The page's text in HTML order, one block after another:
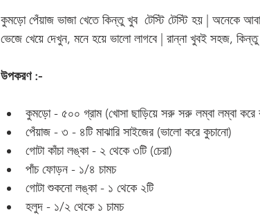
কুমড়ো পেঁয়াজ ভাজা খেতে কিন্তু খুব  টেস্টি টেস্টি হয় | অনেকে
ভেজে খেয়ে দেখুন, মনে হয়ে ভালো লাগবে | রান্না খুবই সহজ, কিন্তু
উপকরণ :-
কুমড়ো - ৫০০ গ্রাম (খোসা ছাড়িয়ে সরু সরু লম্বা লম্বা করে
পেঁয়াজ - ৩ - ৪টি মাঝারি সাইজের (ভালো করে কুচানো)
গোটা কাঁচা লঙ্কা - ২ থেকে ৩টি (চেরা)
পাঁচ ফোড়ন - ১/৪ চামচ
গোটা শুকনো লঙ্কা - ১ থেকে ২টি
হলুদ - ১/২ থেকে ১ চামচ